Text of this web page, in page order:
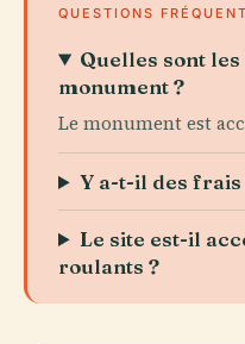
QUESTIONS
Quelles sont
monument ?
Le monument est
Y a-t-il des frais
Le site est-il
roulants ?